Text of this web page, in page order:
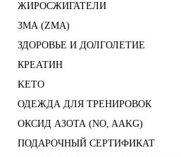
ЖИРОСЖИГАТЕЛИ
ЗМА (ZMA)
ЗДОРОВЬЕ И ДОЛГОЛЕТИЕ
КРЕАТИН
KETO
ОДЕЖДА ДЛЯ ТРЕНИРОВОК
ОКСИД АЗОТА (NO, AAKG)
ПОДАРОЧНЫЙ СЕРТИФИКАТ